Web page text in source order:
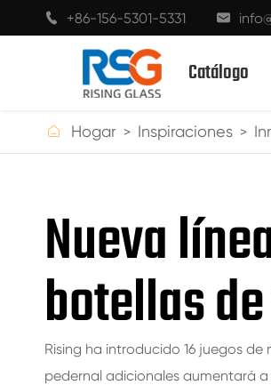
 +86-156-5301-5331 
Catálogo
BOTELLAS DE VIDRIO DE VINO
BOTELLAS DE VIDRIO CHAMPÁN
BOTELLAS DE CERVEZA
BOTELLAS DE ACEITE
 Hogar Inspiraciones
Nueva
botellas
Rising ha introducido 16 juegos
pedernal adicionales aumentará